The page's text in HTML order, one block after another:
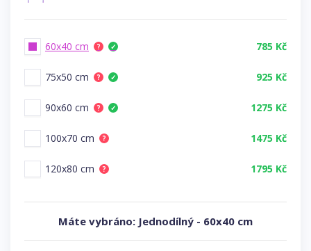
60x40 cm ? ✓ 785 Kč
75x50 cm ? ✓ 925 Kč
90x60 cm ? ✓ 1275 Kč
100x70 cm ? 1475 Kč
120x80 cm ? 1795 Kč
Máte vybráno: Jednodílný - 60x40 cm